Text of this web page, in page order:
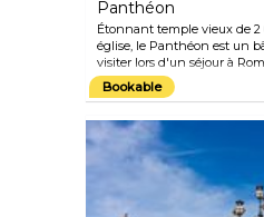
Panthéon
Étonnant temple vieux de 2
église, le Panthéon est un
visiter lors d'un séjour à
temple dédié à tous les
merveille la mieux
conception du dôme et de
source de lumière naturelle.
entier affluent ici pour
Ange a défini comme « un
des hommes ». Le
tombeau du grand peintre
Bookable